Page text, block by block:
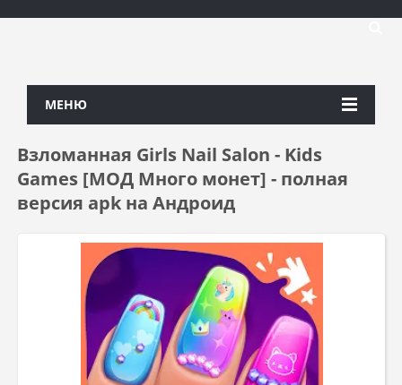
МЕНЮ
Взломанная Girls Nail Salon - Kids
Games [МОД Много монет] - полная
версия apk на Андроид